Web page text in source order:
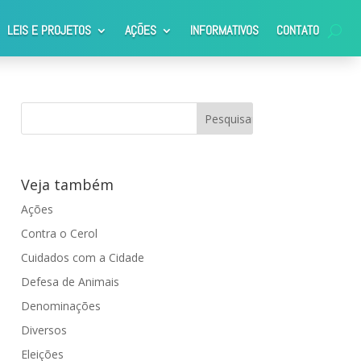
LEIS E PROJETOS AÇÕES INFORMATIVOS CONTATO
Veja também
Ações
Contra o Cerol
Cuidados com a Cidade
Defesa de Animais
Denominações
Diversos
Eleições